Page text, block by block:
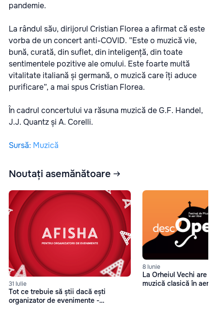
pandemie.
La rândul său, dirijorul Cristian Florea a afirmat că este
vorba de un concert anti-COVID. ”Este o muzică vie,
bună, curată, din suflet, din inteligență, din toate
sentimentele pozitive ale omului. Este foarte multă
vitalitate italiană și germană, o muzică care îți aduce
purificare”, a mai spus Cristian Florea.
În cadrul concertului va răsuna muzică de G.F. Handel,
J.J. Quantz și A. Corelli.
Sursă: Muzică
Noutați asemănătoare
31 Iulie
Tot ce trebuie să știi dacă ești
organizator de evenimente -
8 Iunie
La Orheiul Vechi are
muzică clasică în aer